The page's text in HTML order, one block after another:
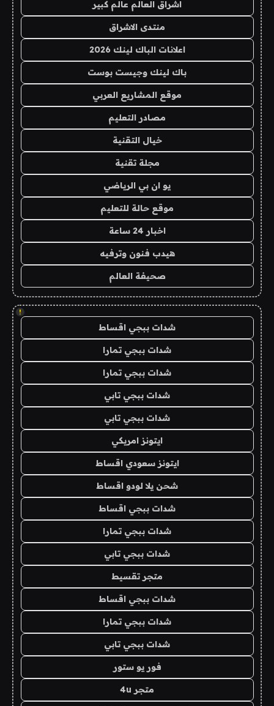
اشراق العالم عالم كبير
منتدى الاشراق
اعلانات الباك لينك 2026
باك لينك وجيست بوست
موقع المشاريع العربي
مصادر التعليم
خيال التقنية
مجلة تقنية
يو ان بي الرياضي
موقع حالة للتعليم
اخبار 24 ساعة
هيدب فنون وترفيه
صحيفة العالم
!
شدات ببجي اقساط
شدات ببجي تمارا
شدات ببجي تمارا
شدات ببجي تابي
شدات ببجي تابي
ايتونز امريكي
ايتونز سعودي اقساط
شحن يلا لودو اقساط
شدات ببجي اقساط
شدات ببجي تمارا
شدات ببجي تابي
متجر تقسيط
شدات ببجي اقساط
شدات ببجي تمارا
شدات ببجي تابي
فور يو ستور
متجر 4u